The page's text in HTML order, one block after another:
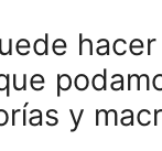
y